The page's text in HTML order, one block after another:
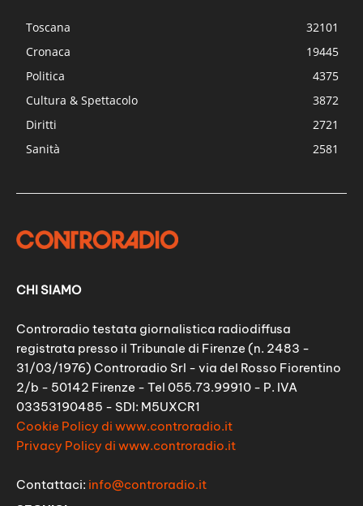
Toscana
32101
Cronaca
19445
Politica
4375
Cultura & Spettacolo
3872
Diritti
2721
Sanità
2581
CHI SIAMO
Controradio testata giornalistica radiodiffusa
registrata presso il Tribunale di Firenze (n. 2483 -
31/03/1976) Controradio Srl - via del Rosso Fiorentino
2/b - 50142 Firenze - Tel 055.73.99910 - P. IVA
03353190485 - SDI: M5UXCR1
Cookie Policy di www.controradio.it
Privacy Policy di www.controradio.it
Contattaci: info@controradio.it